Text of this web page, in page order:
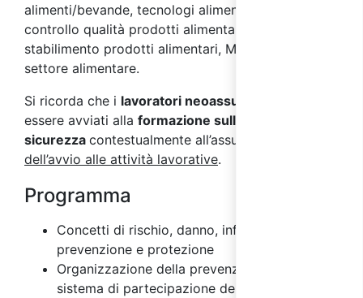
alimenti/bevande, tecnologi alimentari, addetti
controllo qualità prodotti alimentari, magazziniere
stabilimento prodotti alimentari, Manutentori
settore alimentare.
Si ricorda che i lavoratori neoassunti
essere avviati alla formazione sulla
sicurezza contestualmente all’assunzione e
dell’avvio alle attività lavorative.
Programma
Concetti di rischio, danno, infortunio,
prevenzione e protezione
Organizzazione della prevenzione aziendale e
sistema di partecipazione dei lavoratori e dei